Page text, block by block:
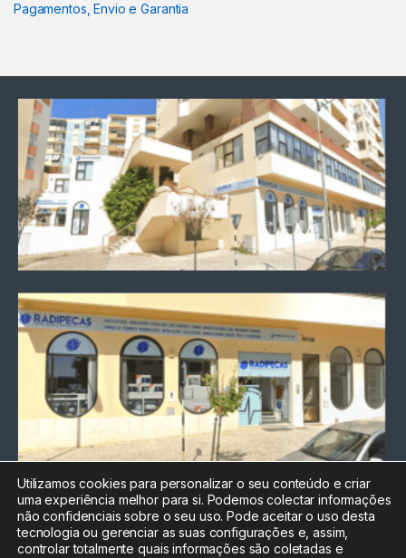
Pagamentos, Envio e Garantia
Chamada para a rede fixa
nacional
Electrónica:212
Utilizamos cookies para personalizar o seu conteúdo e criar
uma experiência melhor para si. Podemos colectar informações
não confidenciais sobre o seu uso. Pode aceitar o uso desta
tecnologia ou gerenciar as suas configurações e, assim,
controlar totalmente quais informações são coletadas e